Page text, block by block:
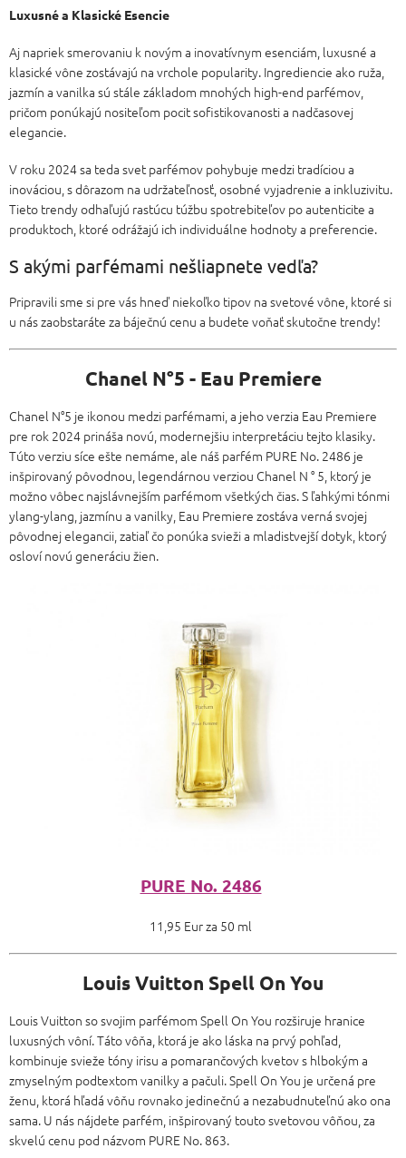
Luxusné a Klasické Esencie
Aj napriek smerovaniu k novým a inovatívnym esenciám, luxusné a
klasické vône zostávajú na vrchole popularity. Ingrediencie ako ruža,
jazmín a vanilka sú stále základom mnohých high-end parfémov,
pričom ponúkajú nositeľom pocit sofistikovanosti a nadčasovej
elegancie.
V roku 2024 sa teda svet parfémov pohybuje medzi tradíciou a
inováciou, s dôrazom na udržateľnosť, osobné vyjadrenie a inkluzivitu.
Tieto trendy odhaľujú rastúcu túžbu spotrebiteľov po autenticite a
produktoch, ktoré odrážajú ich individuálne hodnoty a preferencie.
S akými parfémami nešliapnete vedľa?
Pripravili sme si pre vás hneď niekoľko tipov na svetové vône, ktoré si
u nás zaobstaráte za báječnú cenu a budete voňať skutočne trendy!
Chanel N°5 - Eau Premiere
Chanel N°5 je ikonou medzi parfémami, a jeho verzia Eau Premiere
pre rok 2024 prináša novú, modernejšiu interpretáciu tejto klasiky.
Túto verziu síce ešte nemáme, ale náš parfém PURE No. 2486 je
inšpirovaný pôvodnou, legendárnou verziou Chanel N ° 5, ktorý je
možno vôbec najslávnejším parfémom všetkých čias. S ľahkými tónmi
ylang-ylang, jazmínu a vanilky, Eau Premiere zostáva verná svojej
pôvodnej elegancii, zatiaľ čo ponúka svieži a mladistvejší dotyk, ktorý
osloví novú generáciu žien.
PURE No. 2486
11,95 Eur za 50 ml
Louis Vuitton Spell On You
Louis Vuitton so svojim parfémom Spell On You rozširuje hranice
luxusných vôní. Táto vôňa, ktorá je ako láska na prvý pohľad,
kombinuje svieže tóny irisu a pomarančových kvetov s hlbokým a
zmyselným podtextom vanilky a pačuli. Spell On You je určená pre
ženu, ktorá hľadá vôňu rovnako jedinečnú a nezabudnuteľnú ako ona
sama. U nás nájdete parfém, inšpirovaný touto svetovou vôňou, za
skvelú cenu pod názvom PURE No. 863.